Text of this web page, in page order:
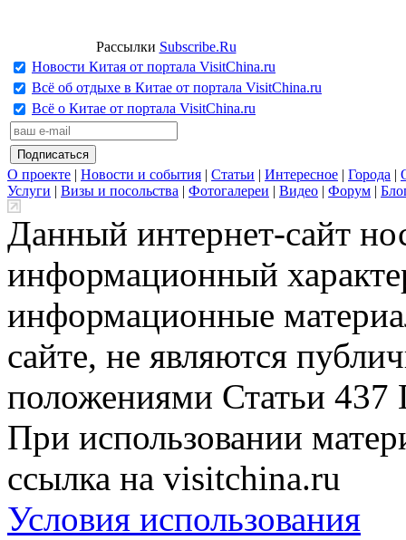
Рассылки Subscribe.Ru
Новости Китая от портала VisitChina.ru
Всё об отдыхе в Китае от портала VisitChina.ru
Всё о Китае от портала VisitChina.ru
О проекте | Новости и события | Статьи | Интересное | Города |
Услуги | Визы и посольства | Фотогалереи | Видео | Форум |
Данный интернет-сайт
информационный
информационные
сайте, не являются
положениями Статьи 437
При использовании
ссылка на visitchina.ru
Условия использования